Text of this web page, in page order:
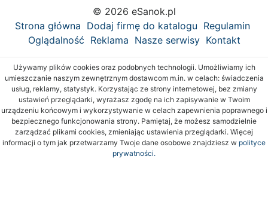
© 2026 eSanok.pl
Strona główna Dodaj firmę do katalogu Regulamin
Oglądalność Reklama Nasze serwisy Kontakt
Używamy plików cookies oraz podobnych technologii. Umożliwiamy ich
umieszczanie naszym zewnętrznym dostawcom m.in. w celach: świadczenia
usług, reklamy, statystyk. Korzystając ze strony internetowej, bez zmiany
ustawień przeglądarki, wyrażasz zgodę na ich zapisywanie w Twoim
urządzeniu końcowym i wykorzystywanie w celach zapewnienia poprawnego i
bezpiecznego funkcjonowania strony. Pamiętaj, że możesz samodzielnie
zarządzać plikami cookies, zmieniając ustawienia przeglądarki. Więcej
informacji o tym jak przetwarzamy Twoje dane osobowe znajdziesz w polityce
prywatności.